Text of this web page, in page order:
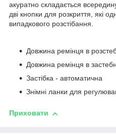
акуратно складається
дві кнопки для розкриття, які
випадкового розстібання.
Довжина ремінця в
Довжина ремінця в
Застібка - автоматична
Знімні ланки для
Приховати